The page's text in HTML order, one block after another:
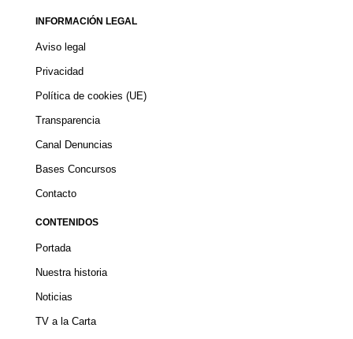
INFORMACIÓN LEGAL
Aviso legal
Privacidad
Política de cookies (UE)
Transparencia
Canal Denuncias
Bases Concursos
Contacto
CONTENIDOS
Portada
Nuestra historia
Noticias
TV a la Carta